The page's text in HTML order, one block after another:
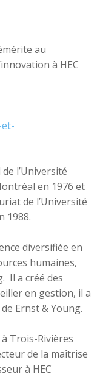
au
à HEC
l’Université
en 1976 et
de l’Université
1988.
diversifiée en
humaines,
Il a créé des
en gestion, il a
Ernst & Young.
Trois-Rivières
de la maîtrise
à HEC